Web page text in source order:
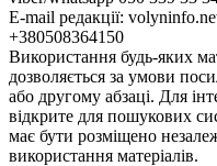
E-mail редакції:
+380508364150
Використання будь-яких
дозволяється за умови
або другому абзаці. Для
відкрите для пошукових
має бути розміщено
використання матеріалів.